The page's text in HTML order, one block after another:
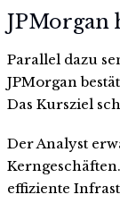
JPMorgan
Parallel dazu
JPMorgan
Das Kursziel
Der Analyst
effiziente